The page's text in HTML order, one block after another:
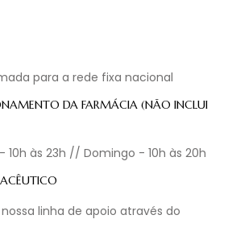
para a rede fixa nacional
DA FARMÁCIA (NÃO INCLUI
10h às 23h // Domingo - 10h às 20h
linha de apoio através do